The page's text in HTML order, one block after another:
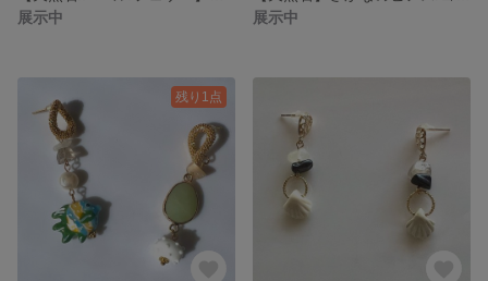
展示中
展示中
残り1点